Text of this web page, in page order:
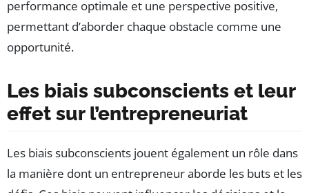
performance optimale et une perspective positive,
permettant d’aborder chaque obstacle comme une
opportunité.
Les biais subconscients et leur
effet sur l’entrepreneuriat
Les biais subconscients jouent également un rôle dans
la manière dont un entrepreneur aborde les buts et les